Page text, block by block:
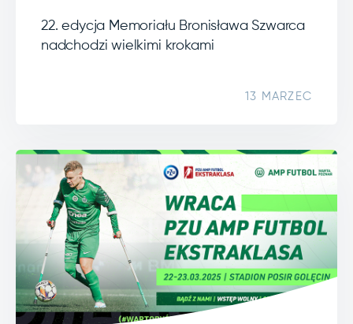
22. edycja Memoriału Bronisława Szwarca
nadchodzi wielkimi krokami
13 MARZEC